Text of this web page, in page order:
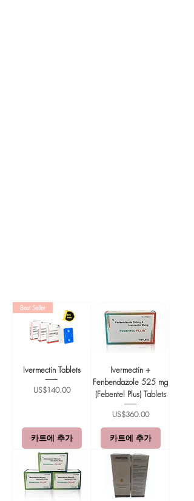
Best Seller
Ivermectin Tablets
가격
US$140.00
카트에 추가
Ivermectin +
Fenbendazole 525 mg
(Febentel Plus) Tablets
가격
US$360.00
카트에 추가